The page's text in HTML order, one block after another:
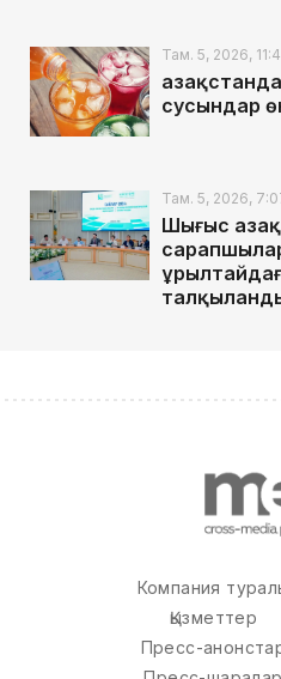
Там. 5, 2026,
сусындар
Там. 5, 2026,
Шығыс
Компания
Қызметтер
Пресс-